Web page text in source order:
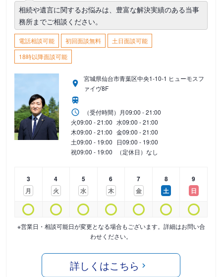
相続や遺言に関するお悩みは、豊富な解決実績のある当事
務所までご相談ください。
電話相談可能 初回面談無料
土日面談可能
18時以降面談可能
宮城県仙台市青葉区中央1-10-1 ヒューモスフ
ァイヴ8F
（受付時間） 月09:00 - 21:00
火09:00 - 21:00 水09:00 - 21:00
木09:00 - 21:00 金09:00 - 21:00
土09:00 - 19:00 日09:00 - 19:00
祝09:00 - 19:00 （定休日）なし
3
月
4
火
5
水
6
木
7
金
8
土
9
日
※営業日・相談可能日が変更となる場合もございます。詳細はお問い合
わせください。
詳しくはこちら